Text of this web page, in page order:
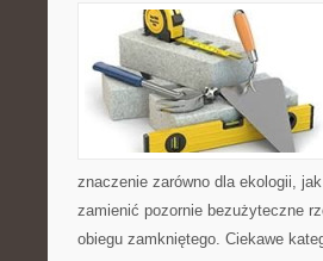
znaczenie zarówno dla ekologii,
zamienić pozornie bezużyteczne
obiegu zamkniętego. Ciekawe